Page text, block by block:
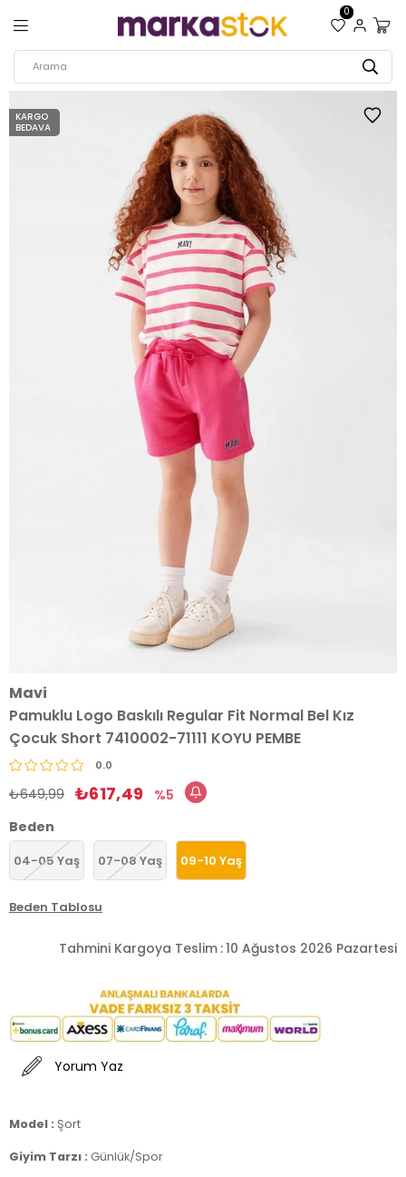
0
KARGO
BEDAVA
Mavi
Pamuklu Logo Baskılı Regular Fit Normal Bel Kız
Çocuk Short 7410002-71111 KOYU PEMBE
0.0
₺649,99 ₺617,49
5
Beden
04-05 Yaş 07-08 Yaş 09-10 Yaş
Beden Tablosu
Tahmini Kargoya Teslim :10 Ağustos 2026 Pazartesi
Yorum Yaz
Model : Şort
Giyim Tarzı : Günlük/Spor